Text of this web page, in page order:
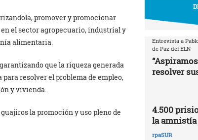
promover y promocionar
el sector agropecuario, industrial y
alimentaria.
que la riqueza generada
resolver el problema de empleo,
y vivienda.
la promoción y uso pleno de
Entrevista a
de Paz del ELN
resolver
4.500
la
rpaSUR